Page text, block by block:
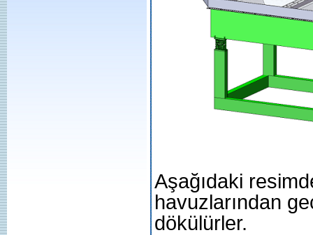
Aşağıdaki
havuzlarından
dökülürler.